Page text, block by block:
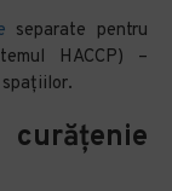
separate pentru
HACCP) –